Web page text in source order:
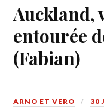
Auckland,
entourée
(Fabian)
ARNO ET VERO 30